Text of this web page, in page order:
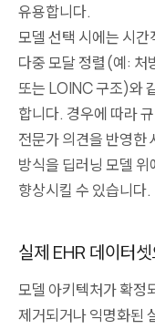
유용합니다.
모델 선택 시에는 시
다중 모달 정렬(예: 처
또는 LOINC 구조)와
합니다. 경우에 따라
전문가 의견을 반영한
방식을 딥러닝 모델
향상시킬 수 있습니다.
실제 EHR 데이터
모델 아키텍처가 확정
제거되거나 익명화된